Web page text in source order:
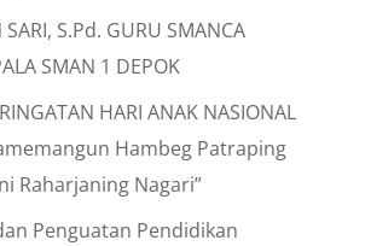
S.Pd. GURU SMANCA
SMAN 1 DEPOK
HARI ANAK NASIONAL
Hambeg Patraping
Raharjaning Nagari”
Penguatan Pendidikan